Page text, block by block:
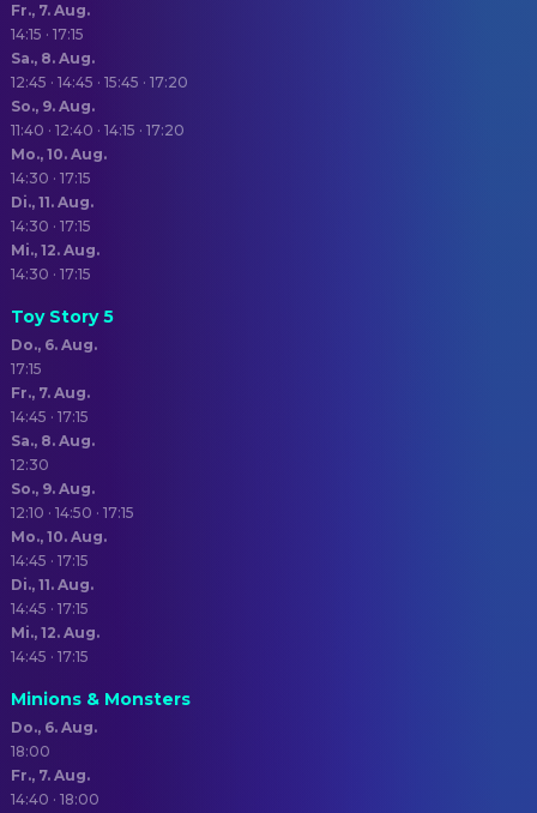
Fr., 7. Aug.
14:15 · 17:15
Sa., 8. Aug.
12:45 · 14:45 · 15:45 · 17:20
So., 9. Aug.
11:40 · 12:40 · 14:15 · 17:20
Mo., 10. Aug.
14:30 · 17:15
Di., 11. Aug.
14:30 · 17:15
Mi., 12. Aug.
14:30 · 17:15
Toy Story 5
Do., 6. Aug.
17:15
Fr., 7. Aug.
14:45 · 17:15
Sa., 8. Aug.
12:30
So., 9. Aug.
12:10 · 14:50 · 17:15
Mo., 10. Aug.
14:45 · 17:15
Di., 11. Aug.
14:45 · 17:15
Mi., 12. Aug.
14:45 · 17:15
Minions & Monsters
Do., 6. Aug.
18:00
Fr., 7. Aug.
14:40 · 18:00